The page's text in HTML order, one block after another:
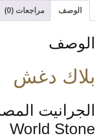
الوصف مراجعات (0)
الوصف
بلاك دغش
World Stone